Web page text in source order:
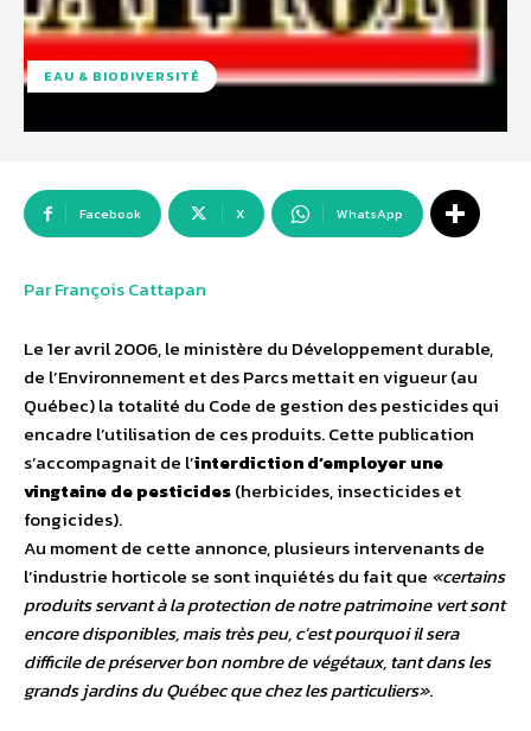
EAU & BIODIVERSITÉ
Facebook X WhatsApp
Par François Cattapan
Le 1er avril 2006, le ministère du Développement durable,
de l’Environnement et des Parcs mettait en vigueur (au
Québec) la totalité du Code de gestion des pesticides qui
encadre l’utilisation de ces produits. Cette publication
s’accompagnait de l’interdiction d’employer une
vingtaine de pesticides(herbicides, insecticides et
fongicides).
Au moment de cette annonce, plusieurs intervenants de
l’industrie horticole se sont inquiétés du fait que «certains
produits servant à la protection de notre patrimoine vert sont
encore disponibles, mais très peu, c’est pourquoi il sera
difficile de préserver bon nombre de végétaux, tant dans les
grands jardins du Québec que chez les particuliers».